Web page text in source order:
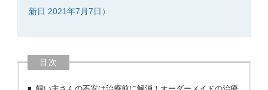
新日 2021年7月7日）
目次